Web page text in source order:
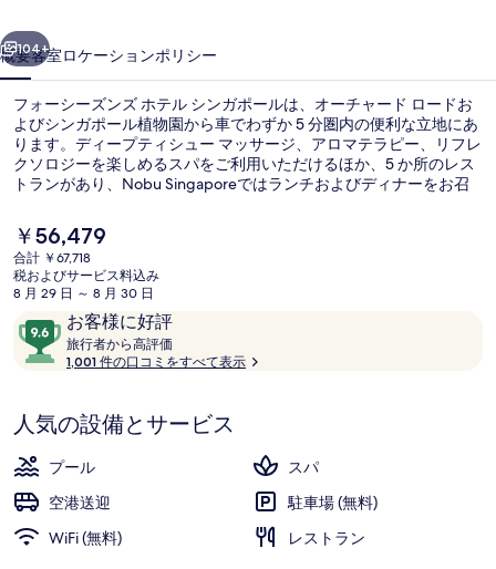
ズ
ホ
テ
ル
シ
ン
ガ
ポ
ー
ル
写
真
ギ
ャ
次へ
104+
概要客室ロケーションポリシー
フォーシーズンズ ホテル シンガポールは、オーチャード ロードお
よびシンガポール植物園から車でわずか 5 分圏内の便利な立地にあ
ります。ディープティシュー マッサージ、アロマテラピー、リフレ
クソロジーを楽しめるスパをご利用いただけるほか、5 か所のレス
トランがあり、Nobu Singaporeではランチおよびディナーをお召
の屋外プール、24 時間営業のフィットネスセンター、および屋外
テニスコートがあります。親切なスタッフや総合的な施設のコンデ
ィションが旅行者の高い評価を得ています。周辺ではさまざまな公
共交通機関を利用できます。地下鉄 オーチャード駅までは 6 分、オ
ーチャードブルバード駅までは 8 分です。
現
在
の
料
は
￥56,479
￥56,479
合計 ￥67,718
税およびサービス料込み
8 月 29 日 ～ 8 月 30 日
口
コ
ミ
お客様に好評
10
段
階
9.6、
お
客
様
に
好
旅行者から高評価
行
ら
1,001 件の口コミをすべて表示
人気の設備とサービス
プール
スパ
空港送迎
駐車場 (無料)
WiFi (無料)
レストラン